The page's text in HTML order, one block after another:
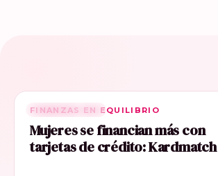
RELACIONADA
FINANZAS EN EQUILIBRIO
Mujeres se financian más con
tarjetas de crédito: Kardmatch